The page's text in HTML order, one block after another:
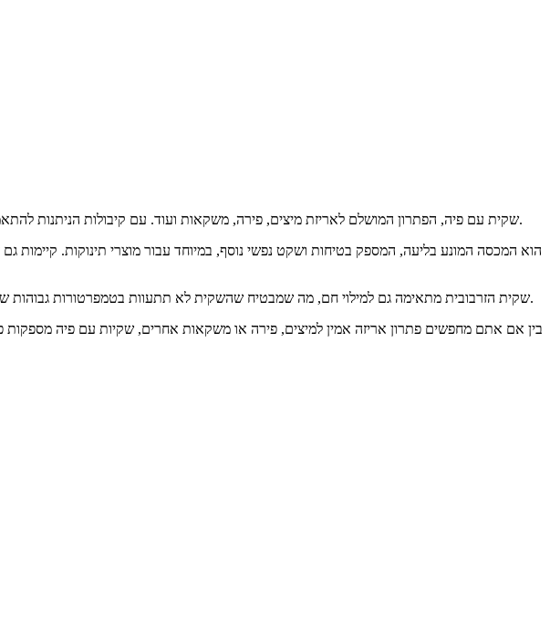
שקית עם פיה, הפתרון המושלם לאריזת מיצים, פירה, משקאות ועוד. עם קיבולות הניתנות להתאמה אישית מ-10 מ"ל עד 10 ליטר, אתם יכולים להיות סמוכים ובטוחים ששקית הפיה תתאים בצורה מושלמת למוצרים שלכם.
שקית הזרבובית מתאימה גם למילוי חם, מה שמבטיח שהשקית לא תתעוות בטמפרטורות גבוהות של עד 130 מעלות. זה הופך אותה לאידיאלית עבור מוצרים הדורשים תהליך מילוי חם, מה שמבטיח שמירה על שלמות האריזה.
בין אם אתם מחפשים פתרון אריזה אמין למיצים, פירה או משקאות אחרים, שקיות עם פיה מספקות